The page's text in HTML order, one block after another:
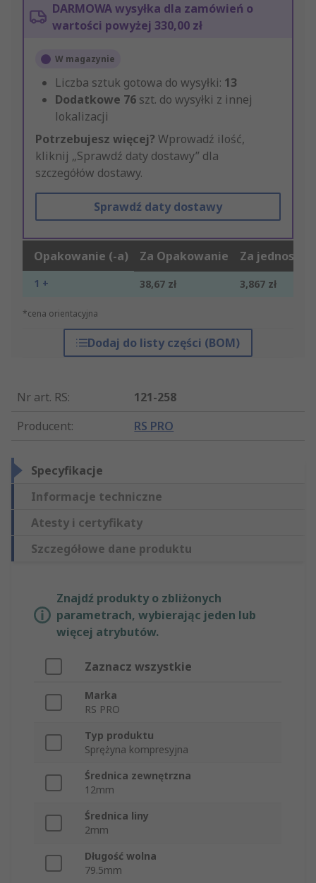
DARMOWA wysyłka dla zamówień o
wartości powyżej 330,00 zł
W magazynie
Liczba sztuk gotowa do wysyłki: 13
Dodatkowe 76 szt. do wysyłki z innej
lokalizacji
Potrzebujesz więcej? Wprowadź ilość,
kliknij „Sprawdź daty dostawy” dla
szczegółów dostawy.
Sprawdź daty dostawy
Opakowanie (-a) Za Opakowanie Za
1 + 38,67 zł 3,867 zł
*cena orientacyjna
Dodaj do listy części (BOM)
Nr art. RS:
121-258
Producent: RS PRO
Specyfikacje
Informacje techniczne
Atesty i certyfikaty
Szczegółowe dane produktu
Znajdź produkty o zbliżonych
parametrach, wybierając jeden lub
więcej atrybutów.
Zaznacz wszystkie
Marka
RS PRO
Typ produktu
Sprężyna kompresyjna
Średnica zewnętrzna
12mm
Średnica liny
2mm
Długość wolna
79.5mm